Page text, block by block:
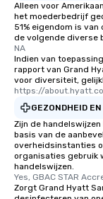
Alleen voor
het moederbedrijf
51% eigendom is
de volgende diverse
NA
Indien van
rapport van Grand
voor diversiteit,
https://
GEZONDHEID
Zijn de
basis van de
overheidsinstanties
organisaties gebruik
handelswijzen.
Yes, GBAC STAR
Zorgt Grand Hyatt